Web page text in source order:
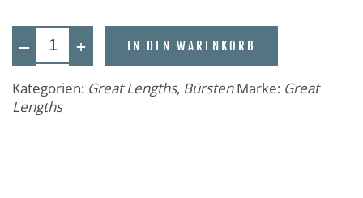
+
— IN DEN WARENKORB
Kategorien: Great Lengths, Bürsten Marke: Great
Lengths